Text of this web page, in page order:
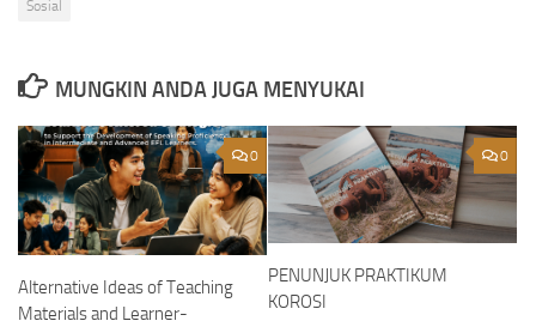
Sosial
MUNGKIN ANDA JUGA MENYUKAI
0
Alternative Ideas of Teaching
Materials and Learner-
0
PENUNJUK PRAKTIKUM
KOROSI